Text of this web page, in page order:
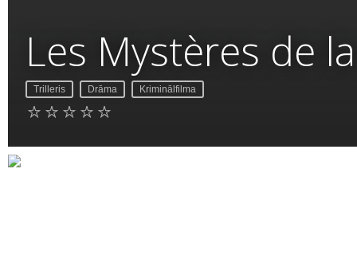
Les Mystères de
Trilleris Drāma Kriminālfilma